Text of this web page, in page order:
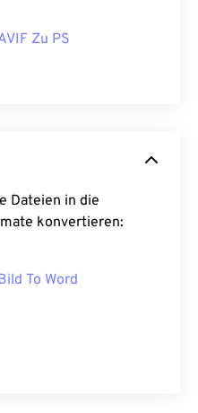
Zu PS
Dateien in die
konvertieren:
To Word